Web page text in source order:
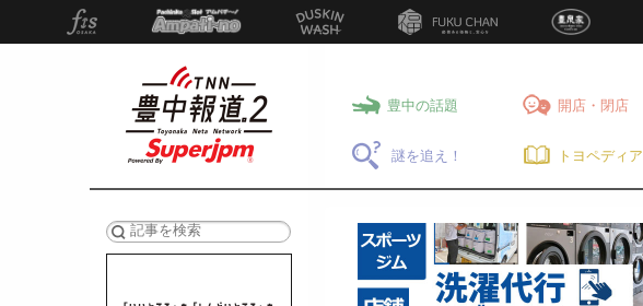
豊中の話題 開店・閉店
謎を追え！ トヨペディア